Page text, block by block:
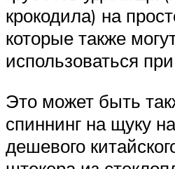
крокодила) на
которые также
использоваться
Это может быть
спиннинг на щуку
дешевого